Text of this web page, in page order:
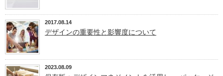
2017.08.14
デザインの重要性と影響度について
2023.08.09